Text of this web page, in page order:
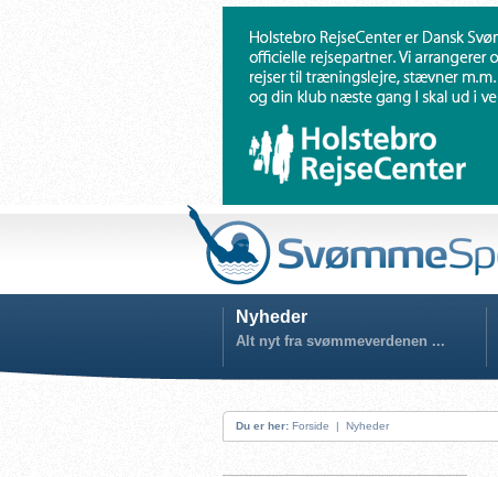
Nyheder
Alt nyt fra svømmeverdenen ...
Du er her: Forside | Nyheder